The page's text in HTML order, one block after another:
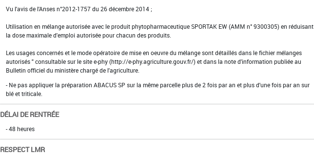
Vu l'avis de l'Anses n°2012-1757 du 26 décembre 2014 ;
Utilisation en mélange autorisée avec le produit phytopharmaceutique SPORTAK EW (AMM n° 9300305) en réduisant
la dose maximale d'emploi autorisée pour chacun des produits.
Les usages concernés et le mode opératoire de mise en oeuvre du mélange sont détaillés dans le fichier mélanges
autorisés " consultable sur le site e-phy (http://e-phy.agriculture.gouv.fr/) et dans la note d'information publiée au
Bulletin officiel du ministère chargé de l'agriculture.
- Ne pas appliquer la préparation ABACUS SP sur la même parcelle plus de 2 fois par an et plus d'une fois par an sur
blé et triticale.
DÉLAI DE RENTRÉE
- 48 heures
RESPECT LMR